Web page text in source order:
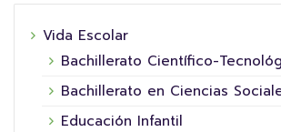
Vida Escolar
Bachillerato Científico-
Bachillerato en Ciencias
Educación Infantil